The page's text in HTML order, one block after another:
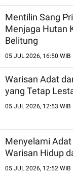
Mentilin Sang
Menjaga Hutan
Belitung
05 JUL 2026, 16:50 WIB
Warisan Adat
yang Tetap
05 JUL 2026, 12:53 WIB
Menyelami
Warisan Hidup
05 JUL 2026, 12:52 WIB